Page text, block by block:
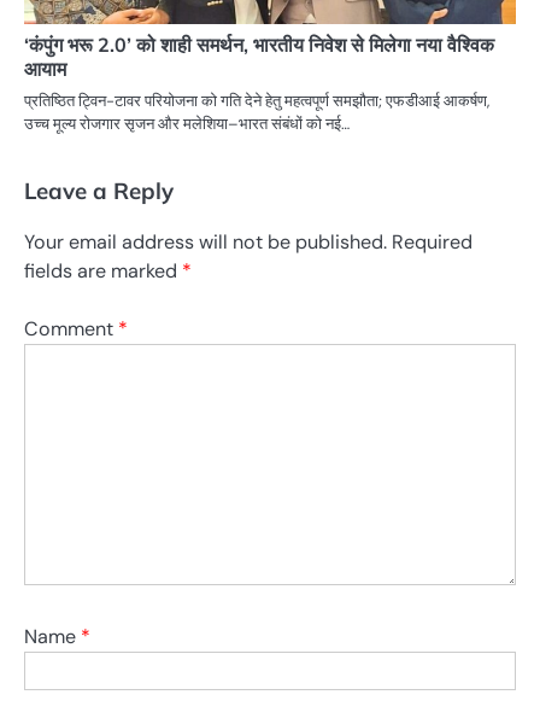
‘कंपुंग भरू 2.0’ को शाही समर्थन, भारतीय निवेश से मिलेगा नया वैश्विक
आयाम
प्रतिष्ठित ट्विन-टावर परियोजना को गति देने हेतु महत्वपूर्ण समझौता; एफडीआई आकर्षण,
उच्च मूल्य रोजगार सृजन और मलेशिया–भारत संबंधों को नई…
Leave a Reply
Your email address will not be published. Required
fields are marked *
Comment *
Name *